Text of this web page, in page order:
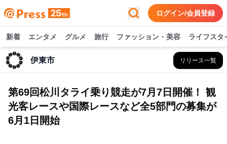
ログイン/会員登録
新着 エンタメ グルメ 旅行 ファッション・美容 ライフスタ
伊東市 リリース一覧
第69回松川タライ乗り競走が7月7日開催！ 観
光客レースや国際レースなど全5部門の募集が
6月1日開始